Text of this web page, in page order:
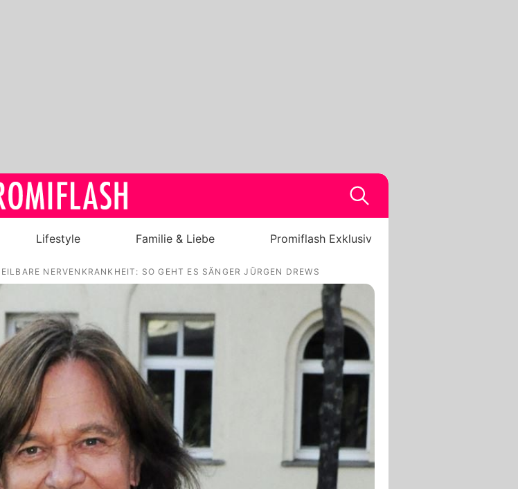
Royals
Filme & Serien
Lifestyle
Familie & Liebe
Exklusiv
Themen auf Promiflash
Lifestyle Familie & Liebe Promiflash Exklusiv
NERVENKRANKHEIT: SO GEHT ES SÄNGER JÜRGEN DREWS